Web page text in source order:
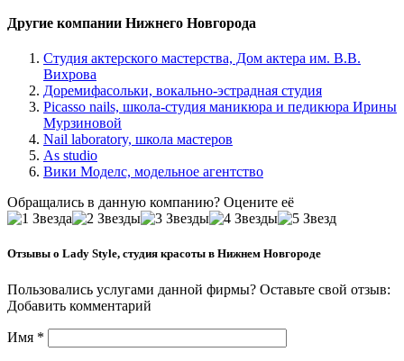
Другие компании Нижнего Новгорода
Студия актерского мастерства, Дом актера им. В.В.
Вихрова
Доремифасольки, вокально-эстрадная студия
Picasso nails, школа-студия маникюра и педикюра Ирины
Мурзиновой
Nail labоratory, школа мастеров
As studio
Вики Моделс, модельное агентство
Обращались в данную компанию? Оцените её
Отзывы о Lady Style, студия красоты в Нижнем Новгороде
Пользовались услугами данной фирмы? Оставьте свой отзыв:
Добавить комментарий
Имя *